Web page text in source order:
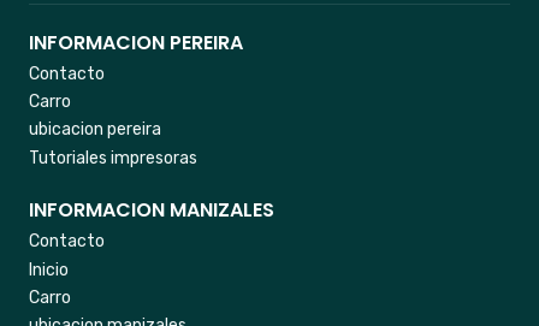
INFORMACION PEREIRA
Contacto
Carro
ubicacion pereira
Tutoriales impresoras
INFORMACION MANIZALES
Contacto
Inicio
Carro